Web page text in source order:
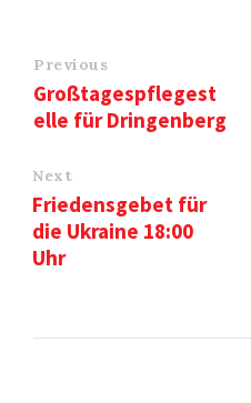
Previous
Großtagespflegest
elle für Dringenberg
Next
Friedensgebet für
die Ukraine 18:00
Uhr